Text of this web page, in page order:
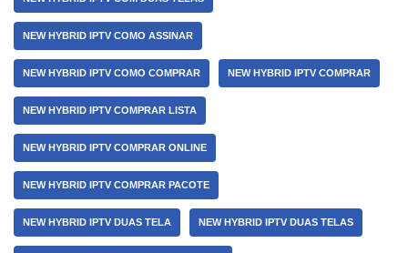
NEW HYBRID IPTV COMO ASSINAR
NEW HYBRID IPTV COMO COMPRAR NEW HYBRID IPTV COMPRAR
NEW HYBRID IPTV COMPRAR LISTA
NEW HYBRID IPTV COMPRAR ONLINE
NEW HYBRID IPTV COMPRAR PACOTE
NEW HYBRID IPTV DUAS TELA NEW HYBRID IPTV DUAS TELAS